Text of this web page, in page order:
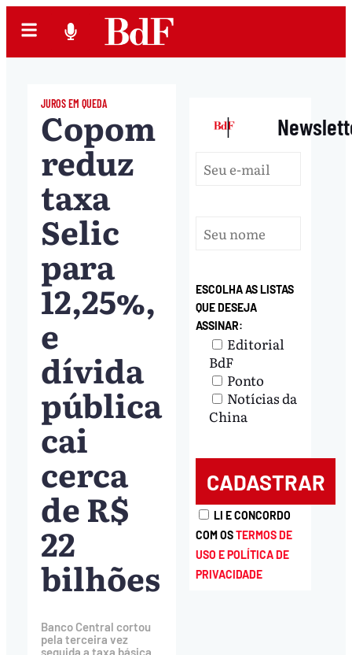
JUROS EM QUEDA
Copom
reduz
taxa
Selic
para
12,25%,
e
dívida
pública
cai
cerca
de R$
22
bilhões
Banco Central cortou
pela terceira vez
seguida a taxa básica
|
ESCOLHA AS LISTAS
QUE DESEJA
ASSINAR:
Editorial
BdF
Ponto
Notícias da
China
LI E CONCORDO
COM OSTERMOS DE
USO E POLÍTICA DE
PRIVACIDADE